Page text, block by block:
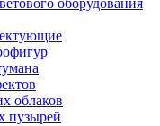
оборудования
облаков
пузырей